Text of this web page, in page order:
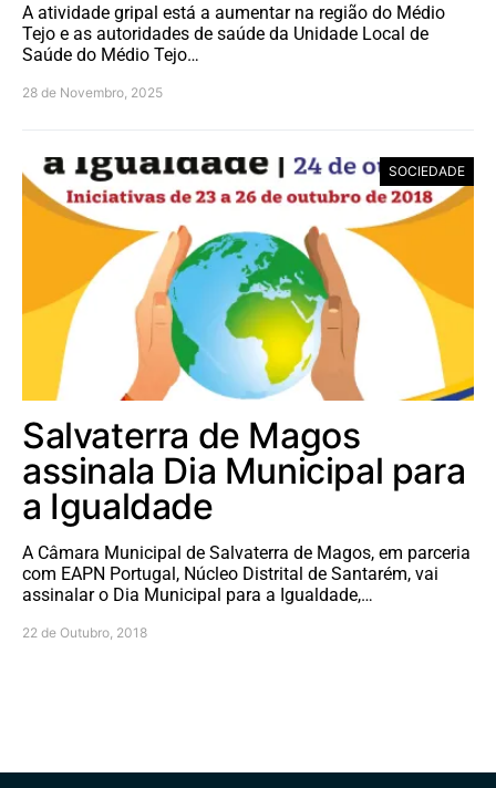
A atividade gripal está a aumentar na região do Médio
Tejo e as autoridades de saúde da Unidade Local de
Saúde do Médio Tejo…
28 de Novembro, 2025
SOCIEDADE
Salvaterra de Magos
assinala Dia Municipal para
a Igualdade
A Câmara Municipal de Salvaterra de Magos, em parceria
com EAPN Portugal, Núcleo Distrital de Santarém, vai
assinalar o Dia Municipal para a Igualdade,…
22 de Outubro, 2018